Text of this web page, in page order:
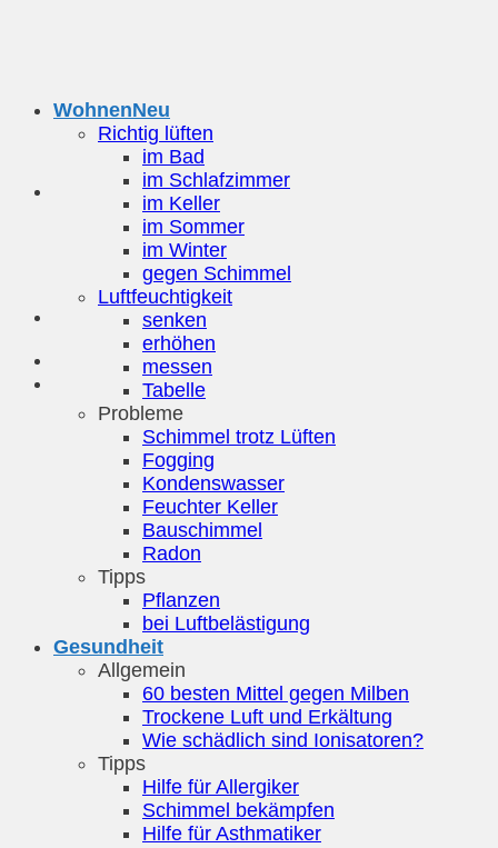
Wohnen
Richtig lüften
im Bad
im Schlafzimmer
im Keller
im Sommer
im Winter
gegen Schimmel
Luftfeuchtigkeit
senken
erhöhen
messen
Tabelle
Probleme
Schimmel trotz Lüften
Fogging
Kondenswasser
Feuchter Keller
Bauschimmel
Radon
Tipps
Pflanzen
bei Luftbelästigung
Gesundheit
Allgemein
60 besten Mittel gegen Milben
Trockene Luft und Erkältung
Wie schädlich sind Ionisatoren?
Tipps
Hilfe für Allergiker
Schimmel bekämpfen
Hilfe für Asthmatiker